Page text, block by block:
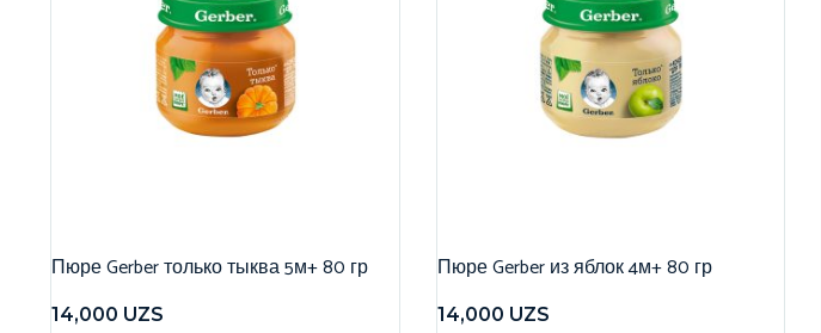
Пюре Gerber только тыква 5м+ 80 гр
14,000 UZS
Пюре Gerber из яблок 4м+ 80 гр
14,000 UZS